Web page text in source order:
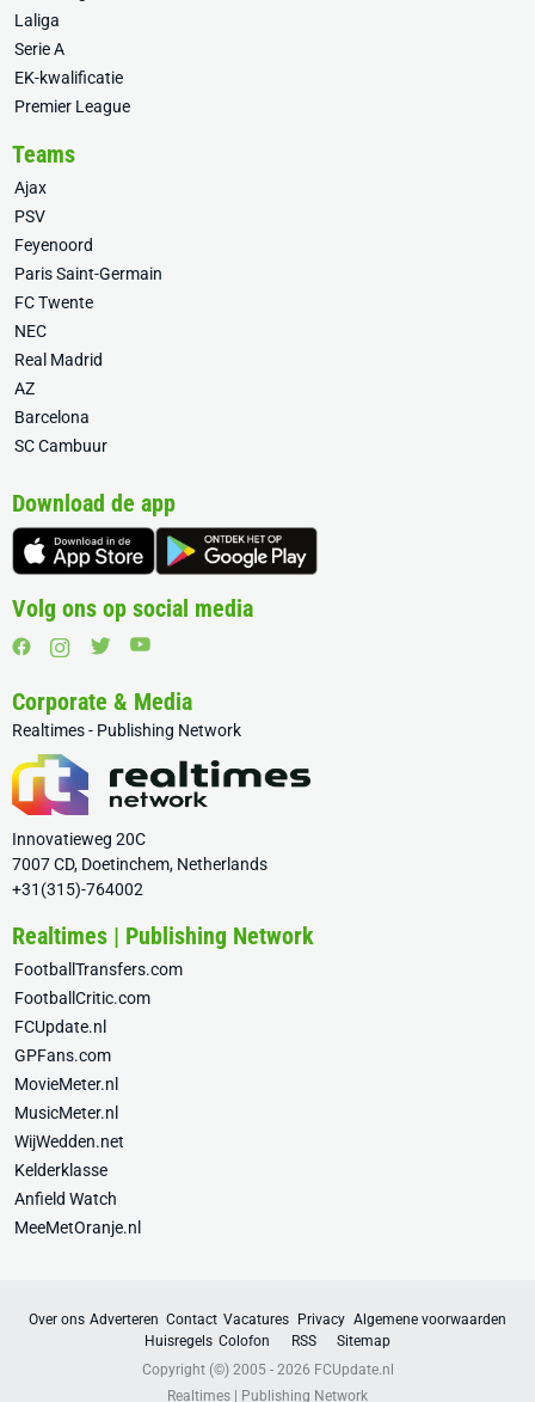
Laliga
Serie A
EK-kwalificatie
Premier League
Teams
Ajax
PSV
Feyenoord
Paris Saint-Germain
FC Twente
NEC
Real Madrid
AZ
Barcelona
SC Cambuur
Download de app
Volg ons op social media
Corporate & Media
Realtimes - Publishing Network
Innovatieweg 20C
7007 CD, Doetinchem, Netherlands
+31(315)-764002
Realtimes | Publishing Network
FootballTransfers.com
FootballCritic.com
FCUpdate.nl
GPFans.com
MovieMeter.nl
MusicMeter.nl
WijWedden.net
Kelderklasse
Anfield Watch
MeeMetOranje.nl
Over ons Adverteren Contact Vacatures Privacy Algemene voorwaarden
Huisregels Colofon RSS
Sitemap
Copyright (©) 2005 - 2026 FCUpdate.nl
Realtimes | Publishing Network